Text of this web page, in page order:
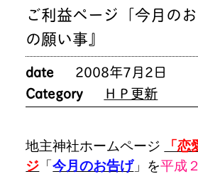
ご利益ページ「今月の
の願い事』
date
2008年7月2日
Category
ＨＰ更新
地主神社ホームページ
「
ジ 「今月のお告げ」を平成